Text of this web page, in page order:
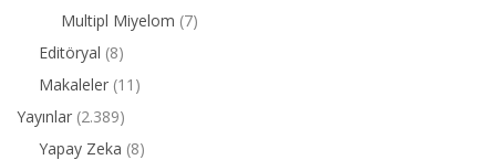
Multipl Miyelom (7)
Editöryal (8)
Makaleler (11)
Yayınlar (2.389)
Yapay Zeka (8)